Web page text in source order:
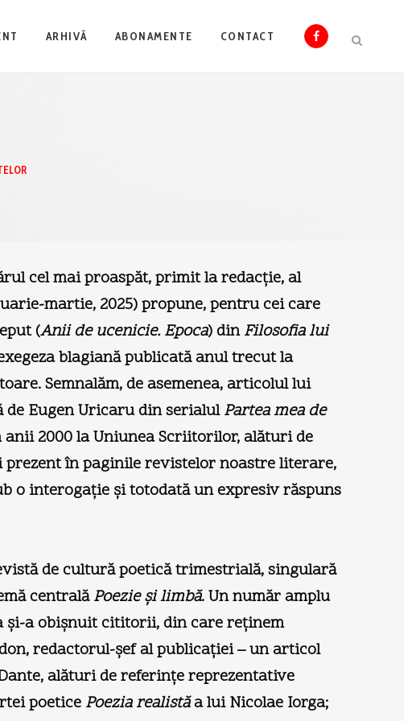
ARHIVĂ ABONAMENTE CONTACT
cel mai proaspăt, primit la redacţie, al
martie, 2025) propune, pentru cei care
(Anii de ucenicie. Epoca) dinFilosofia lui
blagiană publicată anul trecut la
Semnalăm, de asemenea, articolul lui
de Eugen Uricaru din serialulPartea mea de
2000 la Uniunea Scriitorilor, alături de
în paginile revistelor noastre literare,
o interogaţie şi totodată un expresiv răspuns
de cultură poetică trimestrială, singulară
centralăPoezie şi limbă. Un număr amplu
şi-a obişnuit cititorii, din care reţinem
redactorul-şef al publicaţiei – un articol
alături de referinţe reprezentative
poetice Poezia realistăa lui Nicolae Iorga;